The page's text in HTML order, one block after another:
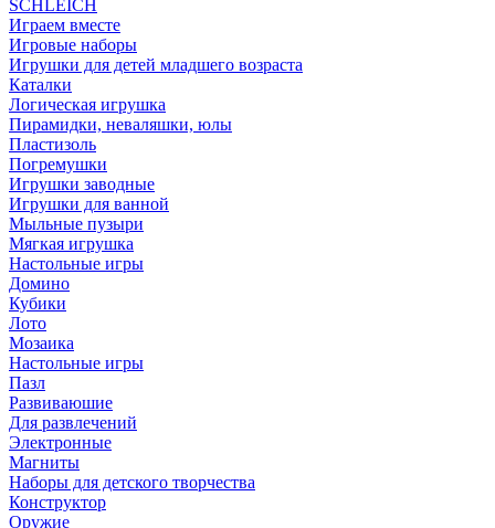
SCHLEICH
Играем вместе
Игровые наборы
Игрушки для детей младшего возраста
Каталки
Логическая игрушка
Пирамидки, неваляшки, юлы
Пластизоль
Погремушки
Игрушки заводные
Игрушки для ванной
Мыльные пузыри
Мягкая игрушка
Настольные игры
Домино
Кубики
Лото
Мозаика
Настольные игры
Пазл
Развиваюшие
Для развлечений
Электронные
Магниты
Наборы для детского творчества
Конструктор
Оружие